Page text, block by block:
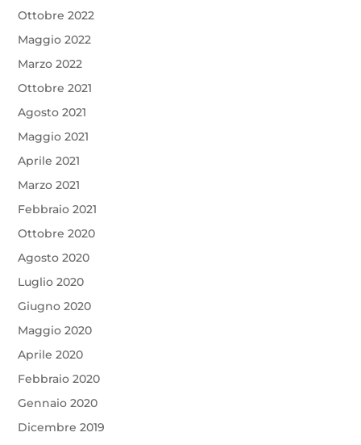
Ottobre 2022
Maggio 2022
Marzo 2022
Ottobre 2021
Agosto 2021
Maggio 2021
Aprile 2021
Marzo 2021
Febbraio 2021
Ottobre 2020
Agosto 2020
Luglio 2020
Giugno 2020
Maggio 2020
Aprile 2020
Febbraio 2020
Gennaio 2020
Dicembre 2019